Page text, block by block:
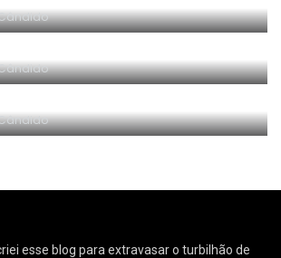
VÍDEO: Enfodere-se
VÍDEO: Startup de $100
esse blog para extravasar o turbilhão de